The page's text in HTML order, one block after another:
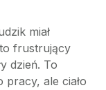
miał
frustrujący
dzień. To
ale ciało